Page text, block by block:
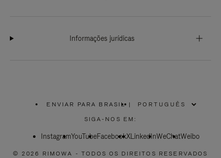
Informações jurídicas
ENVIAR PARA BRASIL
POR
FAVOR,
SUA
|
SIGA-NOS EM:
InstagramYouTubeFacebookXLinkedInWeChatWeibo
© 2026 RIMOWA - TODOS OS DIREITOS RESERVADOS